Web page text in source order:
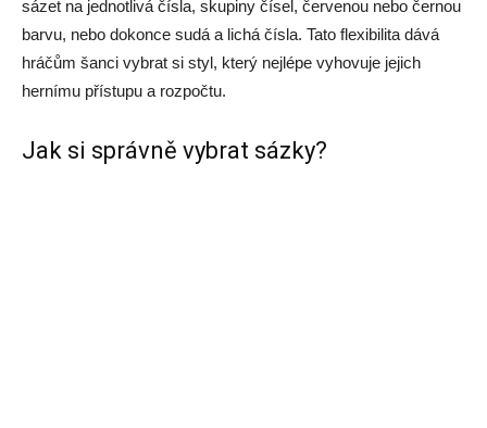
sázet na jednotlivá čísla, skupiny čísel, červenou nebo černou
barvu, nebo dokonce sudá a lichá čísla. Tato flexibilita dává
hráčům šanci vybrat si styl, který nejlépe vyhovuje jejich
hernímu přístupu a rozpočtu.
Jak si správně vybrat sázky?